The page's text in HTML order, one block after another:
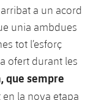
a un acord
unia ambdues
tot l’esforç
ofert durant les
que sempre
en la nova etapa